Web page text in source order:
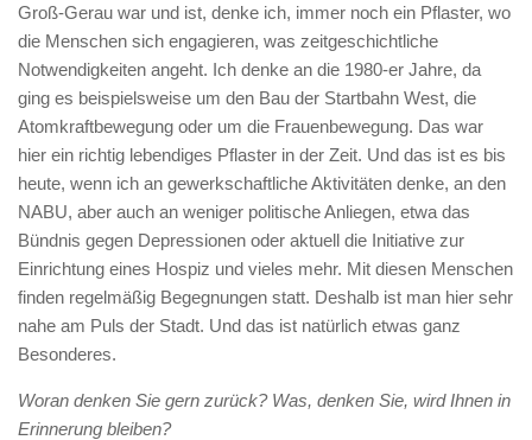
Groß-Gerau war und ist, denke ich, immer noch ein Pflaster, wo
die Menschen sich engagieren, was zeitgeschichtliche
Notwendigkeiten angeht. Ich denke an die 1980-er Jahre, da
ging es beispielsweise um den Bau der Startbahn West, die
Atomkraftbewegung oder um die Frauenbewegung. Das war
hier ein richtig lebendiges Pflaster in der Zeit. Und das ist es bis
heute, wenn ich an gewerkschaftliche Aktivitäten denke, an den
NABU, aber auch an weniger politische Anliegen, etwa das
Bündnis gegen Depressionen oder aktuell die Initiative zur
Einrichtung eines Hospiz und vieles mehr. Mit diesen Menschen
finden regelmäßig Begegnungen statt. Deshalb ist man hier sehr
nahe am Puls der Stadt. Und das ist natürlich etwas ganz
Besonderes.
Woran denken Sie gern zurück? Was, denken Sie, wird Ihnen in
Erinnerung bleiben?